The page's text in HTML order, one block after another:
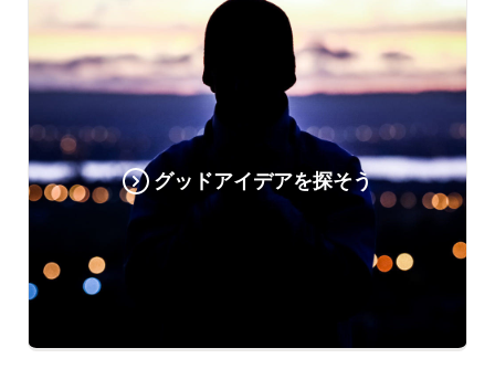
グッドアイデアを探そう